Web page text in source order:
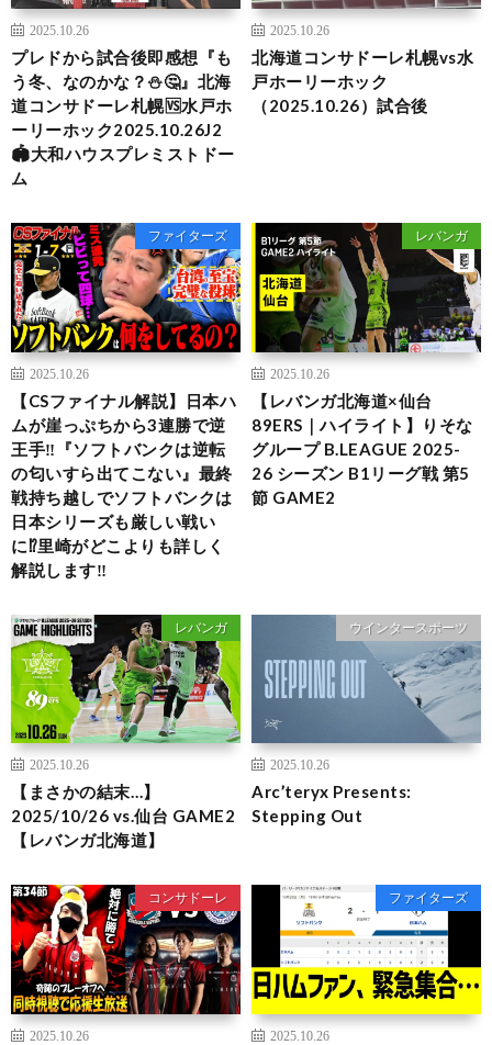
2025.10.26
プレドから試合後即感想『も
う冬、なのかな？⛄🤔』北海
道コンサドーレ札幌🆚️水戸ホ
ーリーホック2025.10.26J2
🏟️大和ハウスプレミストドー
ム
2025.10.26
北海道コンサドーレ札幌vs水
戸ホーリーホック
（2025.10.26）試合後
ファイターズ
2025.10.26
【CSファイナル解説】日本ハ
ムが崖っぷちから3連勝で逆
王手‼︎『ソフトバンクは逆転
の匂いすら出てこない』最終
戦持ち越しでソフトバンクは
日本シリーズも厳しい戦い
に⁉︎里崎がどこよりも詳しく
解説します‼︎
レバンガ
2025.10.26
【レバンガ北海道×仙台
89ERS｜ハイライト】りそな
グループ B.LEAGUE 2025-
26 シーズン B1リーグ戦 第5
節 GAME2
レバンガ
2025.10.26
【まさかの結末…】
2025/10/26 vs.仙台 GAME2
【レバンガ北海道】
ウインタースポーツ
2025.10.26
Arc’teryx Presents:
Stepping Out
コンサドーレ
2025.10.26
ファイターズ
2025.10.26